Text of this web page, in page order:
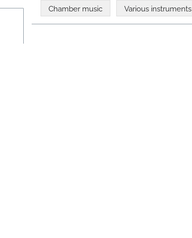
Chamber music Various instruments